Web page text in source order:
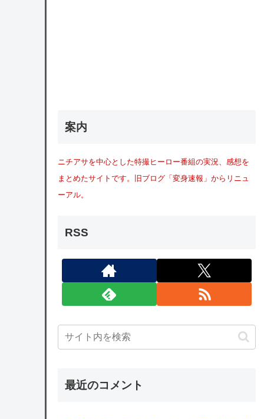
案内
ニチアサを中心とした特撮ヒーロー番組の実況、感想を
まとめたサイトです。旧ブログ「変身速報」からリニュ
ーアル。
RSS
最近のコメント